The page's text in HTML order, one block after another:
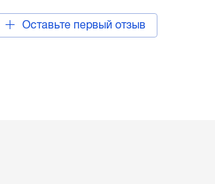
Оставьте первый отзыв